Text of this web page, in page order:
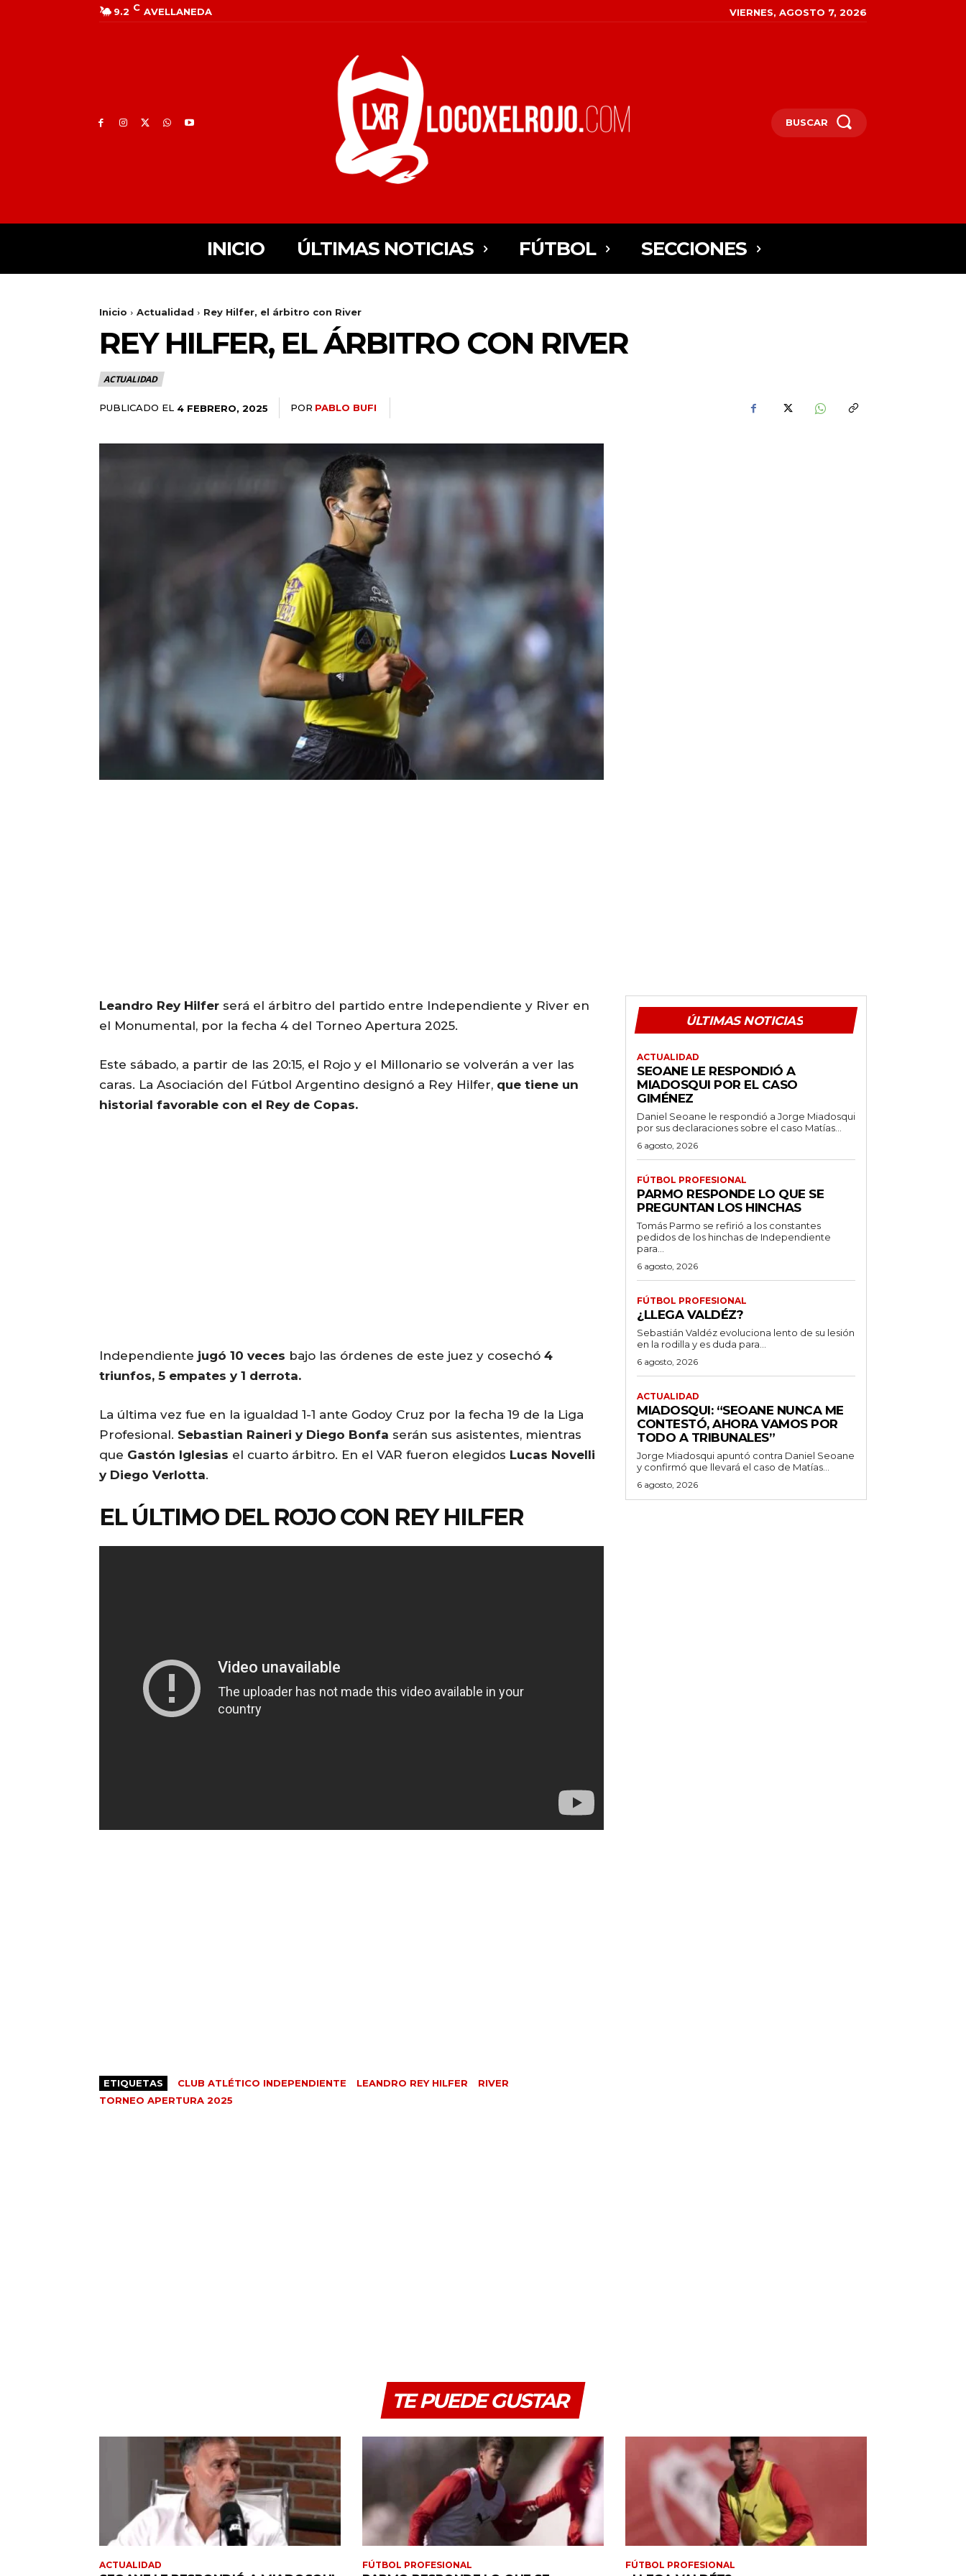
9.2 C AVELLANEDA VIERNES, AGOSTO 7, 2026
BUSCAR
INICIO ÚLTIMAS NOTICIAS FÚTBOL SECCIONES
Inicio Actualidad Rey Hilfer, el árbitro con River
REY HILFER, EL ÁRBITRO CON RIVER
ACTUALIDAD
PUBLICADO EL 4 FEBRERO, 2025 POR PABLO BUFI
Leandro Rey Hilfer será el árbitro del partido entre Independiente y River en
el Monumental, por la fecha 4 del Torneo Apertura 2025.
Este sábado, a partir de las 20:15, el Rojo y el Millonario se volverán a ver las
caras. La Asociación del Fútbol Argentino designó a Rey Hilfer, que tiene un
historial favorable con el Rey de Copas.
Independiente jugó 10 veces bajo las órdenes de este juez y cosechó 4
triunfos, 5 empates y 1 derrota.
La última vez fue en la igualdad 1-1 ante Godoy Cruz por la fecha 19 de la Liga
Profesional. Sebastian Raineri y Diego Bonfa serán sus asistentes, mientras
que Gastón Iglesias el cuarto árbitro. En el VAR fueron elegidos Lucas Novelli
y Diego Verlotta.
EL ÚLTIMO DEL ROJO CON REY HILFER
ETIQUETAS CLUB ATLÉTICO INDEPENDIENTE LEANDRO REY HILFER
RIVER
TORNEO APERTURA 2025
ÚLTIMAS NOTICIAS
ACTUALIDAD
SEOANE LE RESPONDIÓ A
MIADOSQUI POR EL CASO
GIMÉNEZ
Daniel Seoane le respondió a Jorge Miadosqui
por sus declaraciones sobre el caso Matías...
6 agosto, 2026
FÚTBOL PROFESIONAL
PARMO RESPONDE LO QUE SE
PREGUNTAN LOS HINCHAS
Tomás Parmo se refirió a los constantes
pedidos de los hinchas de Independiente
para...
6 agosto, 2026
FÚTBOL PROFESIONAL
¿LLEGA VALDÉZ?
Sebastián Valdéz evoluciona lento de su lesión
en la rodilla y es duda para...
6 agosto, 2026
ACTUALIDAD
MIADOSQUI: “SEOANE NUNCA ME
CONTESTÓ, AHORA VAMOS POR
TODO A TRIBUNALES”
Jorge Miadosqui apuntó contra Daniel Seoane
y confirmó que llevará el caso de Matías...
6 agosto, 2026
TE PUEDE GUSTAR
ACTUALIDAD FÚTBOL PROFESIONAL FÚTBOL PROFESIONAL